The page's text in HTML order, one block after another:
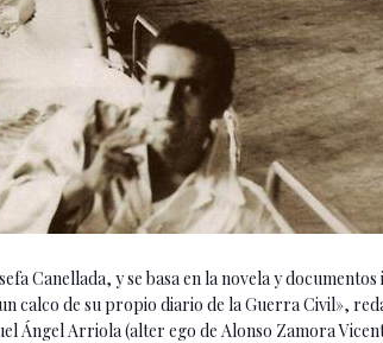
Canellada, y se basa en la novela y
calco de su propio diario de la Guerra Civil»,
Ángel Arriola (alter ego de Alonso Zamora